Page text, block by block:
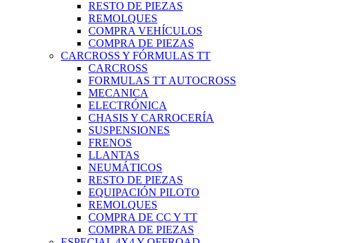
RESTO DE PIEZAS
REMOLQUES
COMPRA VEHÍCULOS
COMPRA DE PIEZAS
CARCROSS Y FÓRMULAS TT
CARCROSS
FORMULAS TT AUTOCROSS
MECANICA
ELECTRÓNICA
CHASIS Y CARROCERÍA
SUSPENSIONES
FRENOS
LLANTAS
NEUMÁTICOS
RESTO DE PIEZAS
EQUIPACIÓN PILOTO
REMOLQUES
COMPRA DE CC Y TT
COMPRA DE PIEZAS